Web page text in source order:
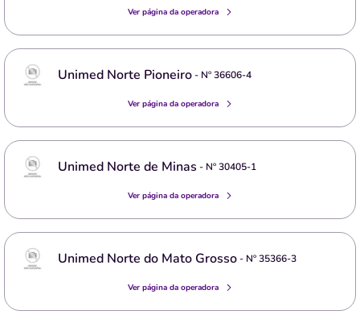
Ver página da operadora
Unimed Norte Pioneiro- Nº36606-4
Ver página da operadora
Unimed Norte de Minas - Nº30405-1
Ver página da operadora
Unimed Norte do Mato Grosso- Nº35366-3
Ver página da operadora